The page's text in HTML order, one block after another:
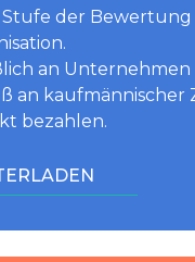
Stufe der
an
an kaufmännischer
bezahlen.